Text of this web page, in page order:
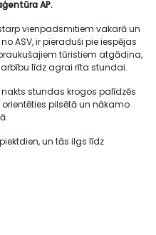
AP.
vienpadsmitiem vakarā un
ASV, ir pieraduši pie iespējas
tūristiem atgādina,
līdz agrai rīta stundai.
stundas krogos palīdzēs
pilsētā un nākamo
un tās ilgs līdz